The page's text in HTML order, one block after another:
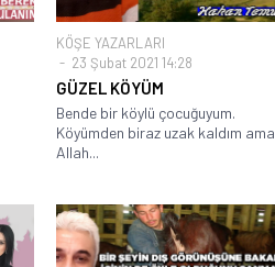
KÖŞE YAZARLARI
23 Şubat 2021 14:28
GÜZEL KÖYÜM
Bende bir köylü çocuğuyum.
Köyümden biraz uzak kaldım ama
Allah...